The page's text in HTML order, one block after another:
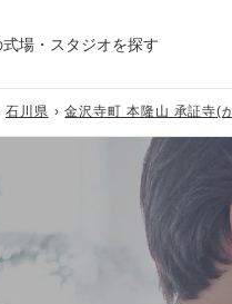
場・スタジオを探す
石川県 金沢寺町 本隆山 承証寺(